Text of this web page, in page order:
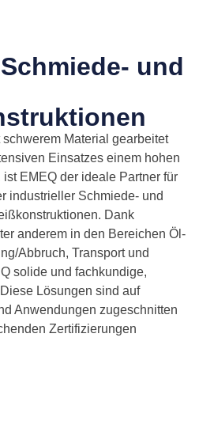
und
schwerem Material gearbeitet
Einsatzes einem hohen
EMEQ der ideale Partner für
industrieller Schmiede- und
Dank
anderem in den Bereichen Öl-
Abbruch, Transport und
solide und fachkundige,
Lösungen sind auf
Anwendungen zugeschnitten
Zertifizierungen